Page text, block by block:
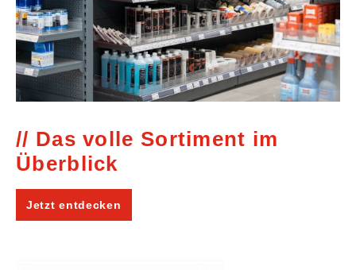
Das volle Sortiment im
Überblick
Jetzt entdecken